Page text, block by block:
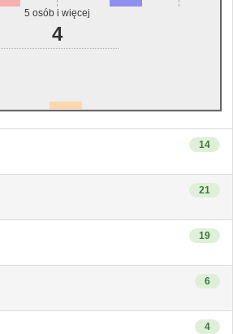
5 osób i więcej
4
14
21
19
6
4